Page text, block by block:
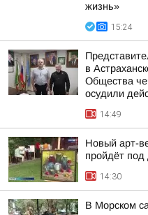
жизнь»
15:24
в
Общества
осудили
14:49
Новый арт-
пройдёт
14:30
В Морском